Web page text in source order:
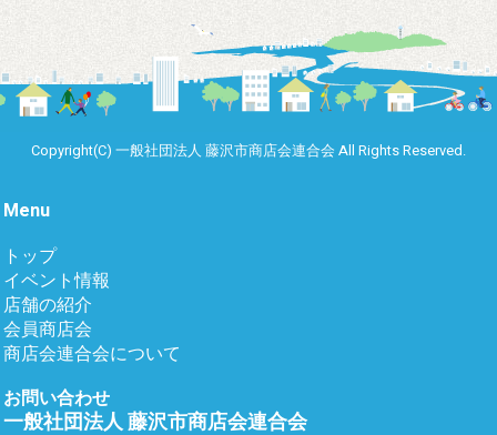
Copyright(C) 一般社団法人 藤沢市商店会連合会 All Rights Reserved.
Menu
トップ
イベント情報
店舗の紹介
会員商店会
商店会連合会について
お問い合わせ
一般社団法人 藤沢市商店会連合会